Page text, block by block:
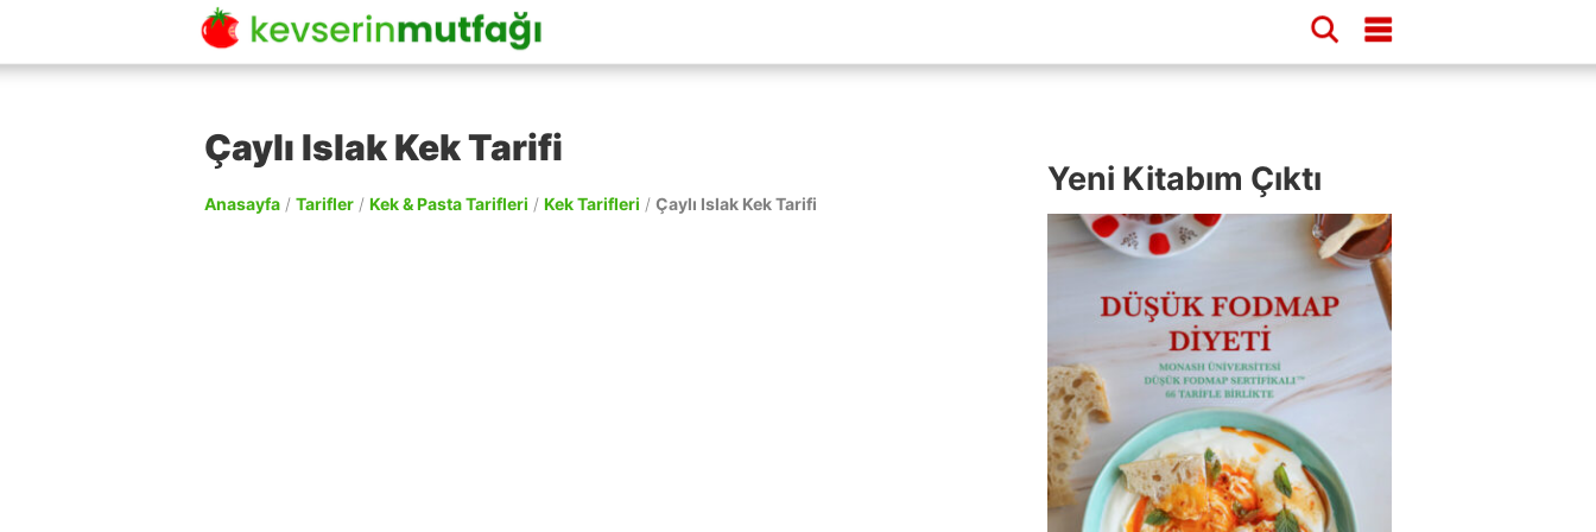
Çaylı Islak Kek Tarifi
Anasayfa / Tarifler / Kek & Pasta Tarifleri / Kek Tarifleri / Çaylı Islak Kek Tarifi
Yeni Kitabım Çıktı